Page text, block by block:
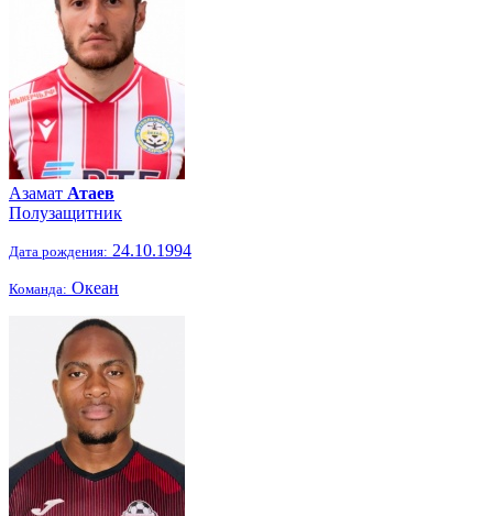
Азамат Атаев
Полузащитник
Дата рождения: 24.10.1994
Команда: Океан